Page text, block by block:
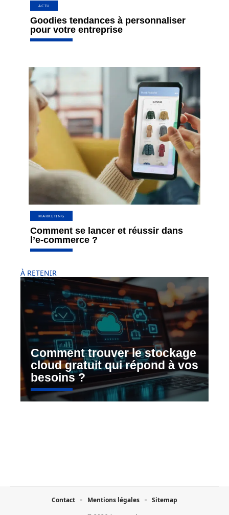
ACTU
Goodies tendances à personnaliser
pour votre entreprise
MARKETING
Comment se lancer et réussir dans
l’e-commerce ?
À RETENIR
Comment trouver le stockage
cloud gratuit qui répond à vos
besoins ?
Contact Mentions légales Sitemap